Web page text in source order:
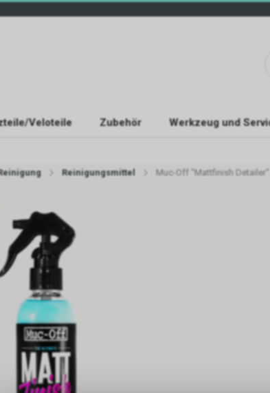
Veloteile Zubehör Werkzeug und
Reinigungsmittel Muc-Off "Mattfinish Detailer"